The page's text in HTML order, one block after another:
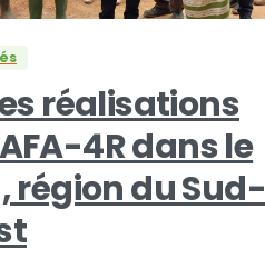
réalisations
4R dans le
région du Sud-